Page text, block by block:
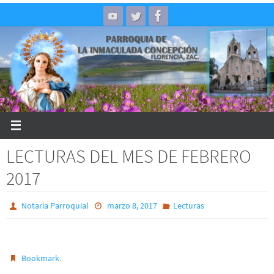
to
content
LECTURAS DEL MES DE FEBRERO
2017
Notaria Parroquial marzo 8, 2017 Lecturas
Bookmark.